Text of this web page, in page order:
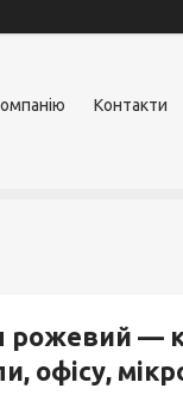
Контакти
рожевий —
офісу,